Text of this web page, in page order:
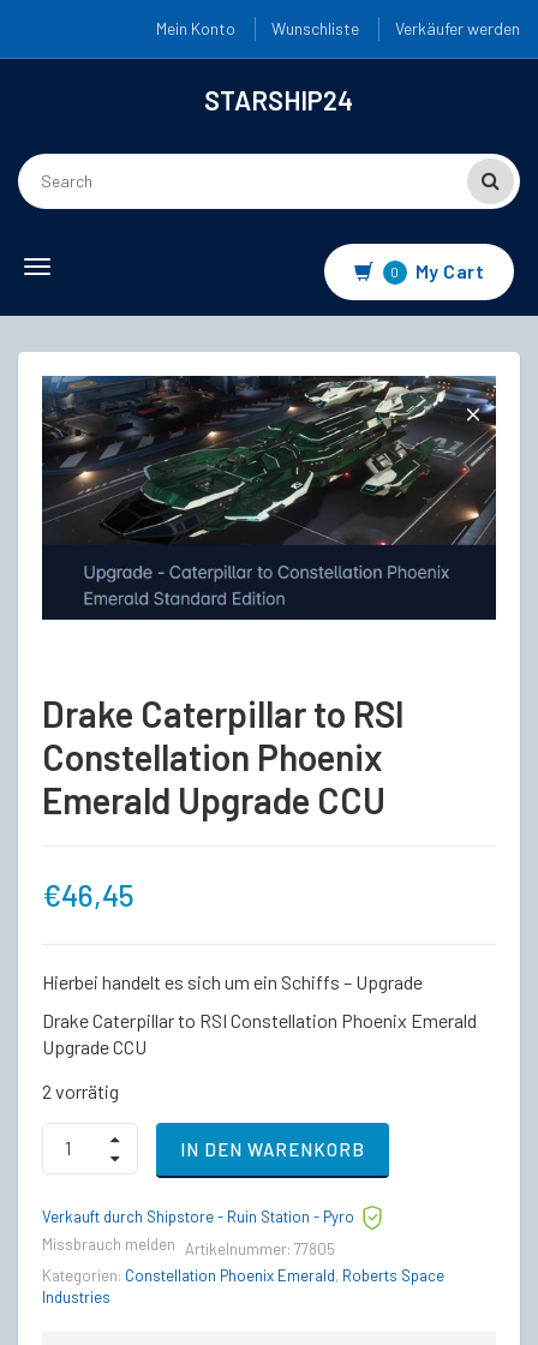
Mein Konto Wunschliste Verkäufer werden
STARSHIP24
Toggle
0 My Cart
Drake Caterpillar to RSI
Constellation Phoenix
Emerald Upgrade CCU
€46,45
Hierbei handelt es sich um ein Schiffs – Upgrade
Drake Caterpillar to RSI Constellation Phoenix Emerald
Upgrade CCU
2 vorrätig
Drake
Caterpillar
to
Constellation
Phoenix
Upgrade
CCU
IN DEN WARENKORB
Verkauft durch Shipstore - Ruin Station - Pyro
Missbrauch melden
Artikelnummer: 77805
Kategorien: Constellation Phoenix Emerald, Roberts Space
Industries